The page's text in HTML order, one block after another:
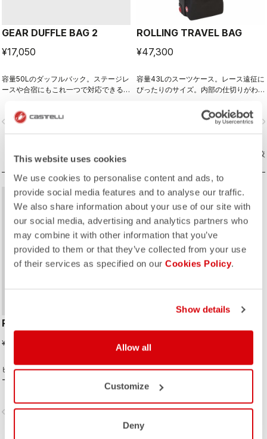
This website uses cookies
We use cookies to personalise content and ads, to
provide social media features and to analyse our traffic.
We also share information about your use of our site with
our social media, advertising and analytics partners who
may combine it with other information that you’ve
provided to them or that they’ve collected from your use
of their services as specified on our Cookies Policy.
Show details
Allow all
Customize
Deny
GEAR DUFFLE BAG 2
¥17,050
容量50Lのダッフルバック。ステージレ
ースや合宿にもこれ一つで対応できる。
商品比較
ROLLING TRAVEL BAG
¥47,300
容量43Lのスーツケース。レース遠征に
ぴったりのサイズ。内部の仕切りがわか
る。サイズ：35cm × 54cm × 25cm
商品比較
RACE BRIEFCASE
¥20,350
ビジネスシーンにも使い勝手の良いブリ
ーフケース。ポケットが多く、パソコン
も簡単に収納できる。毎日の通勤、通学
にも◎ サイズ：36cm × 28cm × 14cm
navigate_next